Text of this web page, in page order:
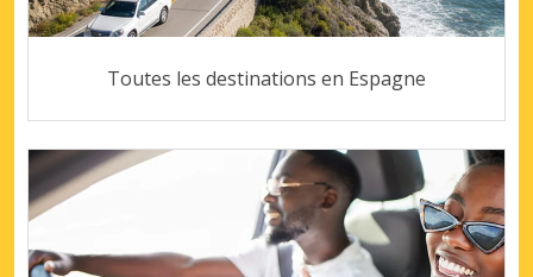
Toutes les destinations en Espagne